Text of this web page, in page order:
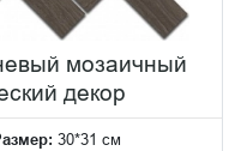
мозаичный
декор
30*31 см